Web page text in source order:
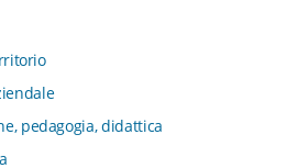
di Scienze Aziendali, Management
di Bologna
pedagogia, didattica